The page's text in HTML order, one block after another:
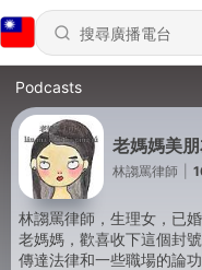
Podcasts
老媽媽美
林謅罵律師
林謅罵律師，生理女，已婚真律
老媽媽，歡喜收下這個封
傳達法律和一些職場的論